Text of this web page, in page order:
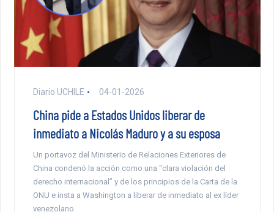
Diario UCHILE 04-01-2026
China pide a Estados Unidos liberar de
inmediato a Nicolás Maduro y a su esposa
Un portavoz del Ministerio de Relaciones Exteriores de
China condenó la acción como una “clara violación del
derecho internacional” y de los principios de la Carta de la
ONU e insta a Washington a liberar de inmediato al ex líder
venezolano.